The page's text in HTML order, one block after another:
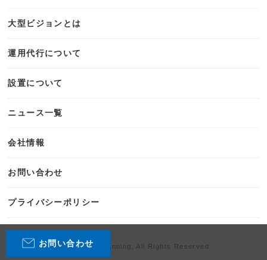
大型ビジョンとは
運用代行について
設置について
ニュース一覧
会社情報
お問い合わせ
プライバシーポリシー
Copyright P.Planning. All Rights Reserved.
お問い合わせ